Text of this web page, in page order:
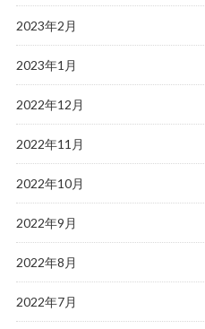
2023年2月
2023年1月
2022年12月
2022年11月
2022年10月
2022年9月
2022年8月
2022年7月